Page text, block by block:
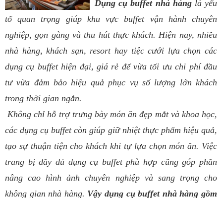
Dụng cụ buffet nhà hànglà yếu
tố quan trọng giúp khu vực buffet vận hành chuyên
nghiệp, gọn gàng và thu hút thực khách. Hiện nay, nhiều
nhà hàng, khách sạn, resort hay tiệc cưới lựa chọn các
dụng cụ buffet hiện đại, giá rẻ để vừa tối ưu chi phí đầu
tư vừa đảm bảo hiệu quả phục vụ số lượng lớn khách
trong thời gian ngắn.
Không chỉ hỗ trợ trưng bày món ăn đẹp mắt và khoa học,
các dụng cụ buffet còn giúp giữ nhiệt thực phẩm hiệu quả,
tạo sự thuận tiện cho khách khi tự lựa chọn món ăn. Việc
trang bị đầy đủ dụng cụ buffet phù hợp cũng góp phần
nâng cao hình ảnh chuyên nghiệp và sang trọng cho
không gian nhà hàng. Vậy dụng cụ buffet nhà hàng gồm